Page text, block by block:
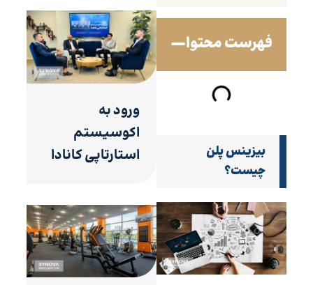
فهرست محتوا
بیزینس پلن
چیست؟
ورود به
اکوسیستم
استارتاپی کانادا